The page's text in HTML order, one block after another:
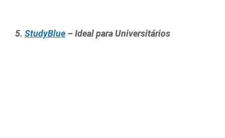
5. StudyBlue – Ideal para Universitários